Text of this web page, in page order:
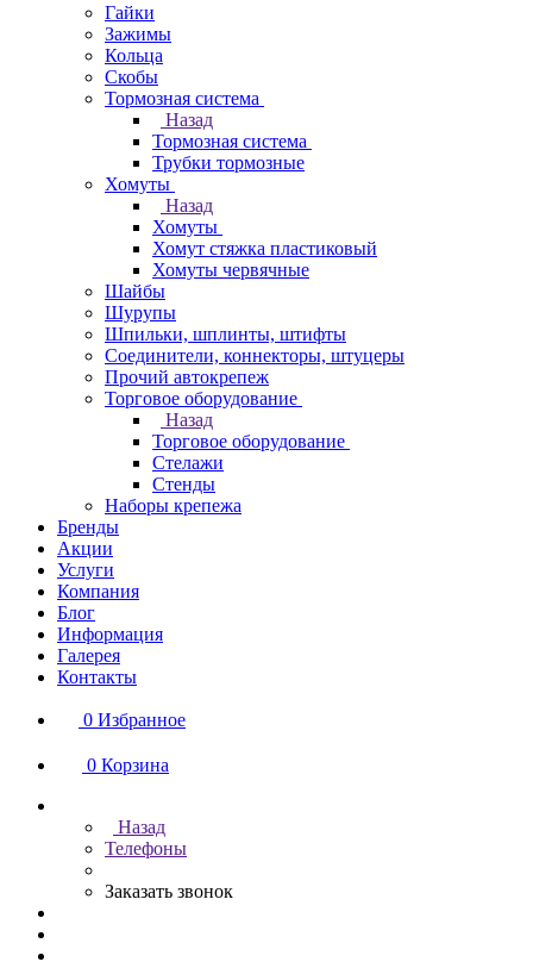
Гайки
Зажимы
Кольца
Скобы
Тормозная система
Назад
Тормозная система
Трубки тормозные
Хомуты
Назад
Хомуты
Хомут стяжка пластиковый
Хомуты червячные
Шайбы
Шурупы
Шпильки, шплинты, штифты
Соединители, коннекторы, штуцеры
Прочий автокрепеж
Торговое оборудование
Назад
Торговое оборудование
Стелажи
Стенды
Наборы крепежа
Бренды
Акции
Услуги
Компания
Блог
Информация
Галерея
Контакты
0 Избранное
0 Корзина
Назад
Телефоны
Заказать звонок